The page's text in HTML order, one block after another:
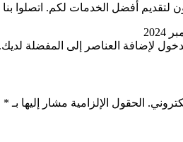
لتقديم أفضل الخدمات لكم. اتصلوا بنا
لإضافة العناصر إلى المفضلة لديك.
الحقول الإلزامية مشار إليها بـ *